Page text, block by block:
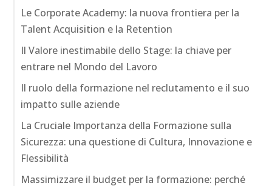
Le Corporate Academy: la nuova frontiera per la
Talent Acquisition e la Retention
Il Valore inestimabile dello Stage: la chiave per
entrare nel Mondo del Lavoro
Il ruolo della formazione nel reclutamento e il suo
impatto sulle aziende
La Cruciale Importanza della Formazione sulla
Sicurezza: una questione di Cultura, Innovazione e
Flessibilità
Massimizzare il budget per la formazione: perché